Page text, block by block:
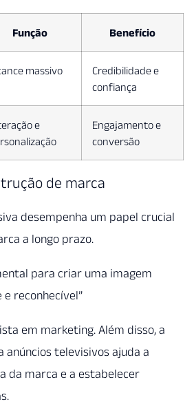
Função Benefício
massivo
Credibilidade e
confiança
e
Engajamento e
conversão
de marca
desempenha um papel crucial
a longo prazo.
para criar uma imagem
reconhecível”
em marketing. Além disso, a
anúncios televisivos ajuda a
da marca e a estabelecer